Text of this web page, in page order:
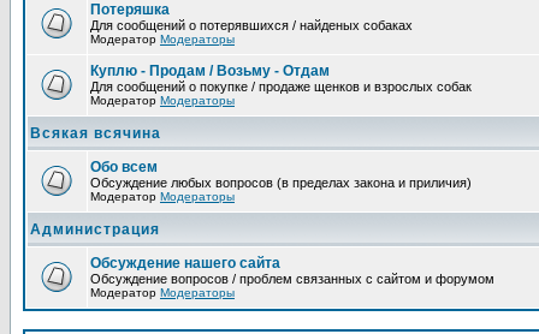
Потеряшка
Для сообщений о потерявшихся / найденых собаках
Модератор Модераторы
Куплю - Продам / Возьму - Отдам
Для сообщений о покупке / продаже щенков и взрослых собак
Модератор Модераторы
Всякая всячина
Обо всем
Обсуждение любых вопросов (в пределах закона и приличия)
Модератор Модераторы
Администрация
Обсуждение нашего сайта
Обсуждение вопросов / проблем связанных с сайтом и форумом
Модератор Модераторы